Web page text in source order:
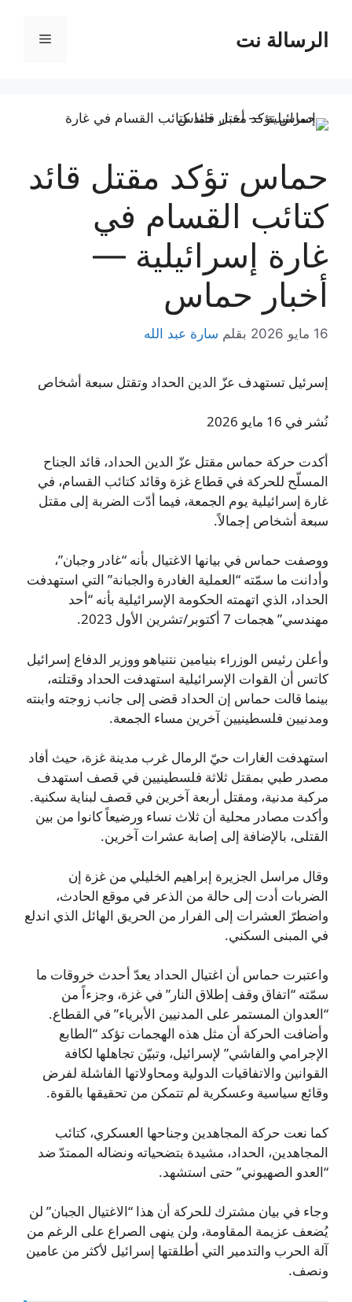
المحتوىالرسالة نت القائمة
حماس تؤكد مقتل قائد
كتائب القسام في
غارة إسرائيلية —
أخبار حماس
16 مايو 2026 بقلم سارة عبد الله
إسرئيل تستهدف عزّ الدين الحداد وتقتل سبعة أشخاص
نُشر في 16 مايو 2026
أكدت حركة حماس مقتل عزّ الدين الحداد، قائد الجناح
المسلّح للحركة في قطاع غزة وقائد كتائب القسام، في
غارة إسرائيلية يوم الجمعة، فيما أدّت الضربة إلى مقتل
سبعة أشخاص إجمالاً.
ووصفت حماس في بيانها الاغتيال بأنه “غادر وجبان”،
وأدانت ما سمّته “العملية الغادرة والجبانة” التي استهدفت
الحداد، الذي اتهمته الحكومة الإسرائيلية بأنه “أحد
مهندسي” هجمات 7 أكتوبر/تشرين الأول 2023.
وأعلن رئيس الوزراء بنيامين نتنياهو ووزير الدفاع إسرائيل
كاتس أن القوات الإسرائيلية استهدفت الحداد وقتلته،
بينما قالت حماس إن الحداد قضى إلى جانب زوجته وابنته
ومدنيين فلسطينيين آخرين مساء الجمعة.
استهدفت الغارات حيّ الرمال غرب مدينة غزة، حيث أفاد
مصدر طبي بمقتل ثلاثة فلسطينيين في قصف استهدف
مركبة مدنية، ومقتل أربعة آخرين في قصف لبناية سكنية.
وأكدت مصادر محلية أن ثلاث نساء ورضيعاً كانوا من بين
القتلى، بالإضافة إلى إصابة عشرات آخرين.
وقال مراسل الجزيرة إبراهيم الخليلي من غزة إن
الضربات أدت إلى حالة من الذعر في موقع الحادث،
واضطرّ العشرات إلى الفرار من الحريق الهائل الذي اندلع
في المبنى السكني.
واعتبرت حماس أن اغتيال الحداد يعدّ أحدث خروقات ما
سمّته “اتفاق وقف إطلاق النار” في غزة، وجزءاً من
“العدوان المستمر على المدنيين الأبرياء” في القطاع.
وأضافت الحركة أن مثل هذه الهجمات تؤكد “الطابع
الإجرامي والفاشي” لإسرائيل، وتبيّن تجاهلها لكافة
القوانين والاتفاقيات الدولية ومحاولاتها الفاشلة لفرض
وقائع سياسية وعسكرية لم تتمكن من تحقيقها بالقوة.
كما نعت حركة المجاهدين وجناحها العسكري، كتائب
المجاهدين، الحداد، مشيدة بتضحياته ونضاله الممتدّ ضد
“العدو الصهيوني” حتى استشهد.
وجاء في بيان مشترك للحركة أن هذا “الاغتيال الجبان” لن
يُضعف عزيمة المقاومة، ولن ينهى الصراع على الرغم من
آلة الحرب والتدمير التي أطلقتها إسرائيل لأكثر من عامين
ونصف.